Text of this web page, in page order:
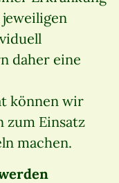
daher eine
können wir
zum Einsatz
machen.